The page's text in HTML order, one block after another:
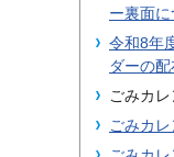
ー裏面
令和8年
ダーの
ごみカ
ごみカ